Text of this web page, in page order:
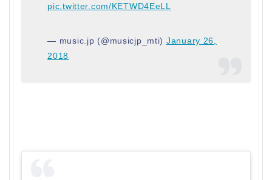
pic.twitter.com/KETWD4EeLL
— music.jp (@musicjp_mti) January 26,
2018